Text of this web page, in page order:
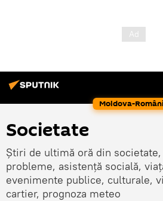
Moldova-
Societate
Știri de ultimă oră din
probleme, asistență socială,
evenimente publice, culturale,
cartier, prognoza meteo